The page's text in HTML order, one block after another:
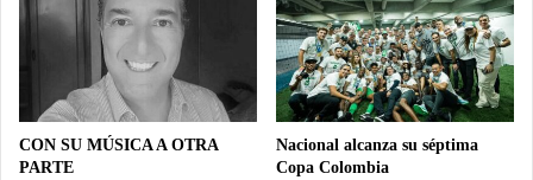
CON SU MÚSICA A OTRA
PARTE
Nacional alcanza su séptima
Copa Colombia